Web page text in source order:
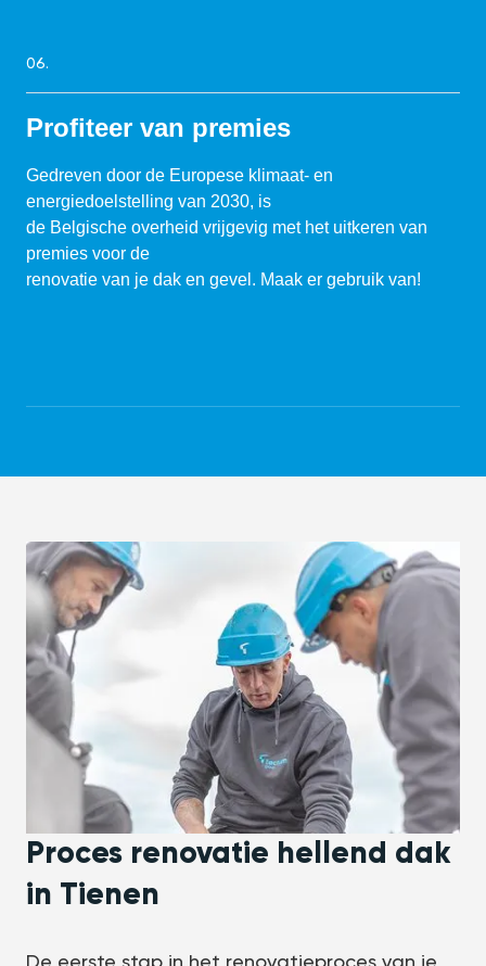
06.
Profiteer van premies
Gedreven door de Europese klimaat- en
energiedoelstelling van 2030, is
de Belgische overheid vrijgevig met het uitkeren van
premies voor de
renovatie van je dak en gevel. Maak er gebruik van!
Proces renovatie hellend dak
in Tienen